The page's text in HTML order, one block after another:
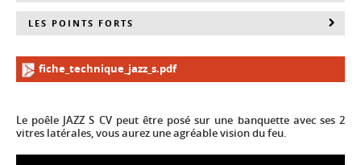
Le poêle JAZZ S CV peut être posé sur une banquette avec ses 2
vitres latérales, vous aurez une agréable vision du feu.
LES POINTS FORTS
fiche_technique_jazz_s.pdf